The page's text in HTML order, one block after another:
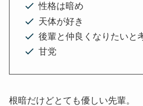
性格は暗め
天体が好き
後輩と仲良くなりたいと
甘党
根暗だけどとても優しい先輩。